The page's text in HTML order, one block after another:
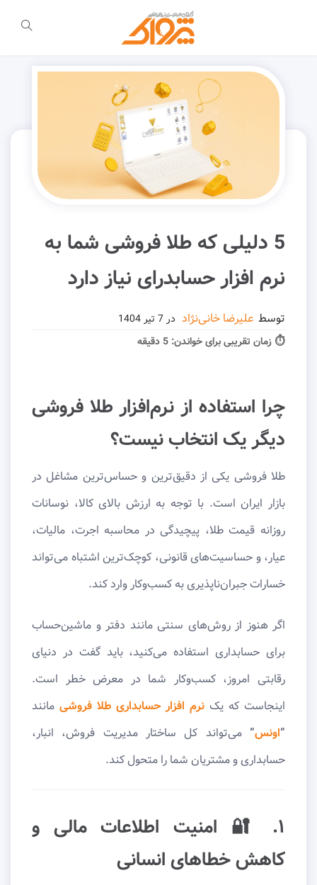
5 دلیلی که طلا فروشی شما به
نرم‌ افزار حسابدرای نیاز دارد
توسط علیرضا خانی‌نژاد در
⏱ زمان تقریبی برای خواندن: 5 دقیقه
چرا استفاده از نرم‌افزار طلا فروشی
دیگر یک انتخاب نیست؟
طلا فروشی یکی از دقیق‌ترین و حساس‌ترین مشاغل در
بازار ایران است. با توجه به ارزش بالای کالا، نوسانات
روزانه قیمت طلا، پیچیدگی در محاسبه اجرت، مالیات،
عیار، و حساسیت‌های قانونی، کوچک‌ترین اشتباه می‌تواند
خسارات جبران‌ناپذیری به کسب‌وکار وارد کند.
اگر هنوز از روش‌های سنتی مانند دفتر و ماشین‌حساب
برای حسابداری استفاده می‌کنید، باید گفت در دنیای
رقابتی امروز، کسب‌وکار شما در معرض خطر است.
اینجاست که یک نرم افزار حسابداری طلا فروشی مانند
“اونس“ می‌تواند کل ساختار مدیریت فروش، انبار،
حسابداری و مشتریان شما را متحول کند.
۱. 🔐 امنیت اطلاعات مالی و
کاهش خطاهای انسانی